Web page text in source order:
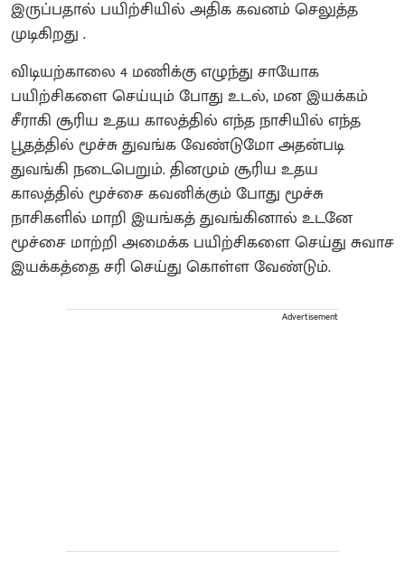
இருப்பதால் பயிற்சியில் அதிக கவனம் செலுத்த
முடிகிறது .
விடியற்காலை 4 மணிக்கு எழுந்து சாயோக
பயிற்சிகளை செய்யும் போது உடல், மன இயக்கம்
சீராகி சூரிய உதய காலத்தில் எந்த நாசியில் எந்த
பூதத்தில் மூச்சு துவங்க வேண்டுமோ அதன்படி
துவங்கி நடைபெறும். தினமும் சூரிய உதய
காலத்தில் மூச்சை கவனிக்கும் போது மூச்சு
நாசிகளில் மாறி இயங்கத் துவங்கினால் உடனே
மூச்சை மாற்றி அமைக்க பயிற்சிகளை செய்து சுவாச
இயக்கத்தை சரி செய்து கொள்ள வேண்டும்.
Advertisement